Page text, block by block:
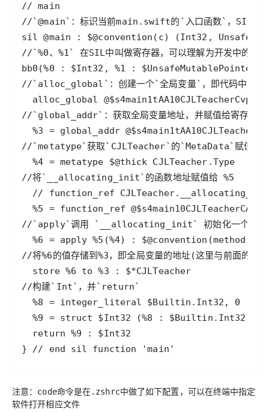
} // end sil function 'main'
注意： code命令是在.zshrc中做了如下配置，可以在终端中指定
软件打开相应文件